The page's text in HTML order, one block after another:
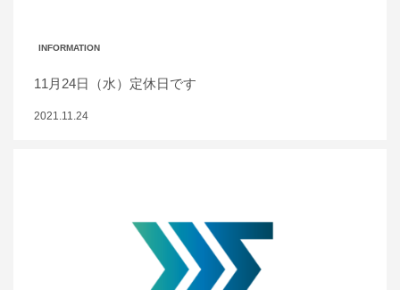
INFORMATION
11月24日（水）定休日です
2021.11.24